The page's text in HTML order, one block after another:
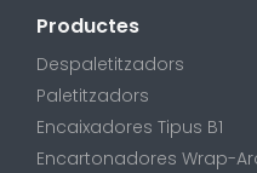
Productes
Despaletitzadors
Paletitzadors
Encaixadores Tipus B1
Encartonadores Wrap-